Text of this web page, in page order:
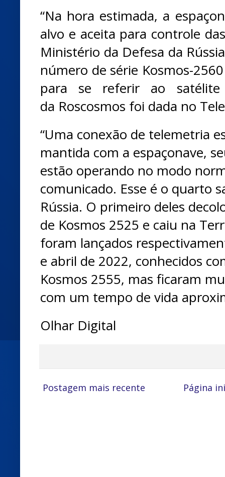
“Na hora estimada, a
alvo e aceita para controle
Ministério da Defesa da
número de série Kosmos-
para se referir ao satélite
da Roscosmos foi dada no
“Uma conexão de telemetria
mantida com a espaçonave,
estão operando no modo
comunicado. Esse é o quarto
Rússia. O primeiro deles
de Kosmos 2525 e caiu na
foram lançados
e abril de 2022, conhecidos
Kosmos 2555, mas ficaram
com um tempo de vida
Olhar Digital
Postagem mais recente Página